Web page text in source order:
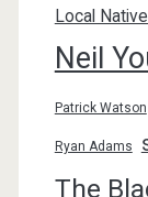
Local
Neil
Patrick Watson
Ryan Adams
The